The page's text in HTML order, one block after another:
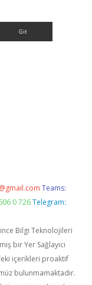
Teams:
0 726 Telegram:
Bilgi Teknolojileri
bir Yer Sağlayıcı
içerikleri proaktif
bulunmamaktadır.